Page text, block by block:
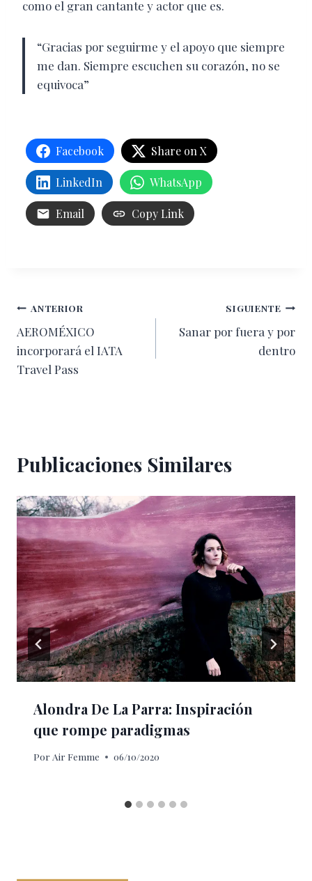
como el gran cantante y actor que es.
“Gracias por seguirme y el apoyo que siempre
me dan. Siempre escuchen su corazón, no se
equivoca”
Facebook Share on X
LinkedIn WhatsApp
Email Copy Link
Navegación
de
entradas
ANTERIOR
AEROMÉXICO
incorporará el IATA
Travel Pass
SIGUIENTE
Sanar por fuera y por
dentro
Publicaciones Similares
Alondra De La Parra: Inspiración
que rompe paradigmas
Por Air Femme 06/10/2020